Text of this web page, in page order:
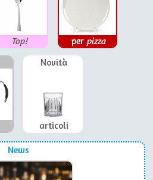
Top! per pizza
Novità
articoli
News